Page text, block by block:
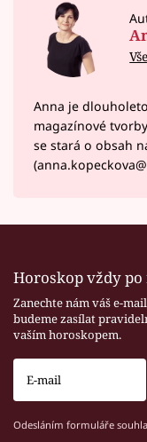
Anna je
magazínové
se stará o obsah
Horoskop vždy po
Zanechte nám váš e-
budeme zasílat
vaším horoskopem.
Odesláním formuláře